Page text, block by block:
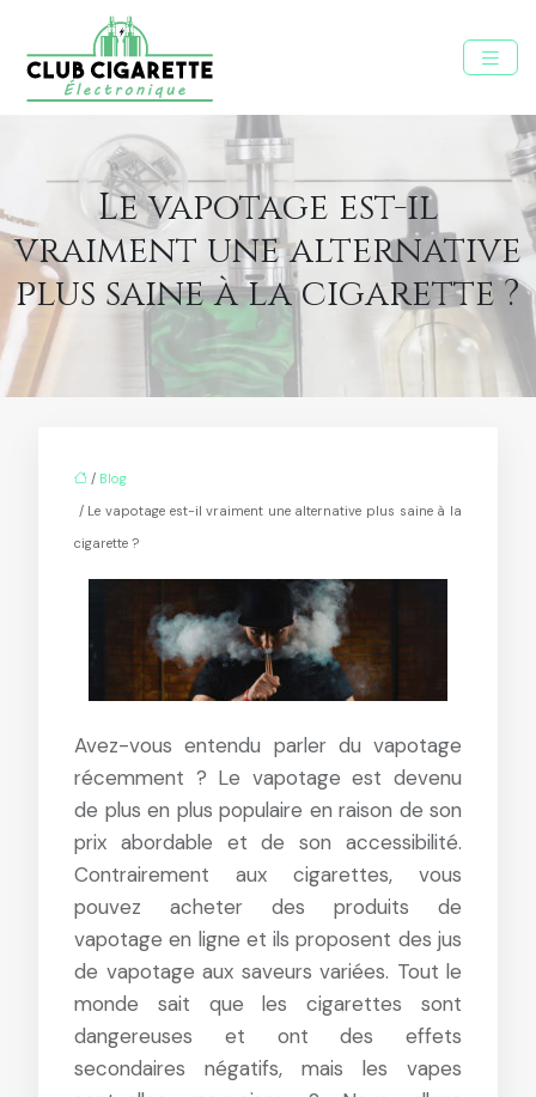
Le vapotage est-il
vraiment une alternative
plus saine à la cigarette ?
/ Blog
/ Le vapotage est-il vraiment une alternative plus saine à la
cigarette ?
Avez-vous entendu parler du vapotage
récemment ? Le vapotage est devenu
de plus en plus populaire en raison de son
prix abordable et de son accessibilité.
Contrairement aux cigarettes, vous
pouvez acheter des produits de
vapotage en ligne et ils proposent des jus
de vapotage aux saveurs variées. Tout le
monde sait que les cigarettes sont
dangereuses et ont des effets
secondaires négatifs, mais les vapes